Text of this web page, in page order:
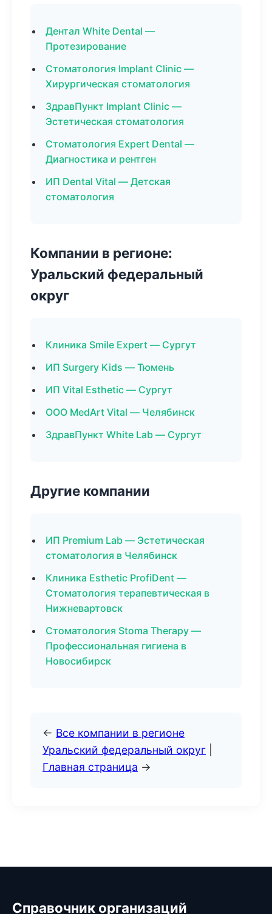
Дентал White Dental —
Протезирование
Стоматология Implant Clinic —
Хирургическая стоматология
ЗдравПункт Implant Clinic —
Эстетическая стоматология
Стоматология Expert Dental —
Диагностика и рентген
ИП Dental Vital — Детская
стоматология
Компании в регионе:
Уральский федеральный
округ
Клиника Smile Expert — Сургут
ИП Surgery Kids — Тюмень
ИП Vital Esthetic — Сургут
ООО MedArt Vital — Челябинск
ЗдравПункт White Lab — Сургут
Другие компании
ИП Premium Lab — Эстетическая
стоматология в Челябинск
Клиника Esthetic ProfiDent —
Стоматология терапевтическая в
Нижневартовск
Стоматология Stoma Therapy —
Профессиональная гигиена в
Новосибирск
← Все компании в регионе
Уральский федеральный округ
Главная страница →
Справочник организаций